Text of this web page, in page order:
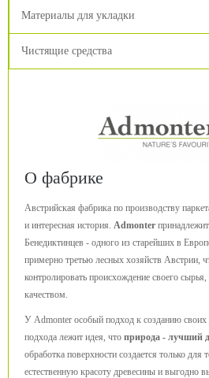
Материалы для укладки
Чистящие средства
О фабрике
Австрийская фабрика по производству
и интересная история. Admonter
Бенедиктинцев - одного из старейших в
примерно третью лесных хозяйств Австрии,
контролировать происхождение своего сырья,
качеством.
У Admonter особый подход к созданию своих
подхода лежит идея, что природа - лучший
обработка поверхности создается только для
естественную красоту древесины и выгодно